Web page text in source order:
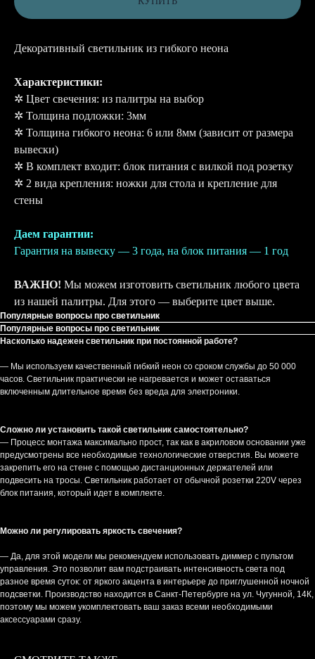
Декоративный светильник из гибкого неона
Характеристики:
✲ Цвет свечения: из палитры на выбор
✲ Толщина подложки: 3мм
✲ Толщина гибкого неона: 6 или 8мм (зависит от размера
вывески)
✲ В комплект входит: блок питания с вилкой под розетку
✲ 2 вида крепления: ножки для стола и крепление для
стены
Даем гарантии:
Гарантия на вывеску — 3 года, на блок питания — 1 год
ВАЖНО! Мы можем изготовить светильник любого цвета
из нашей палитры. Для этого — выберите цвет выше.
Популярные вопросы про светильник
Популярные вопросы про светильник
Насколько надежен светильник при постоянной работе?
— Мы используем качественный гибкий неон со сроком службы до 50 000
часов. Светильник практически не нагревается и может оставаться
включенным длительное время без вреда для электроники.
Сложно ли установить такой светильник самостоятельно?
— Процесс монтажа максимально прост, так как в акриловом основании уже
предусмотрены все необходимые технологические отверстия. Вы можете
закрепить его на стене с помощью дистанционных держателей или
подвесить на тросы. Светильник работает от обычной розетки 220V через
блок питания, который идет в комплекте.
Можно ли регулировать яркость свечения?
— Да, для этой модели мы рекомендуем использовать диммер с пультом
управления. Это позволит вам подстраивать интенсивность света под
разное время суток: от яркого акцента в интерьере до приглушенной ночной
подсветки. Производство находится в Санкт-Петербурге на ул. Чугунной, 14К,
поэтому мы можем укомплектовать ваш заказ всеми необходимыми
аксессуарами сразу.